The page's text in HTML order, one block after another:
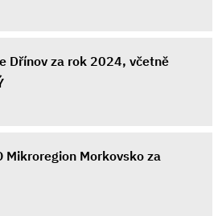
Dřínov za rok 2024, včetně
Mikroregion Morkovsko za